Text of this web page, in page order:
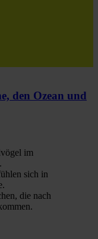
den Ozean und
im
sich in
die nach